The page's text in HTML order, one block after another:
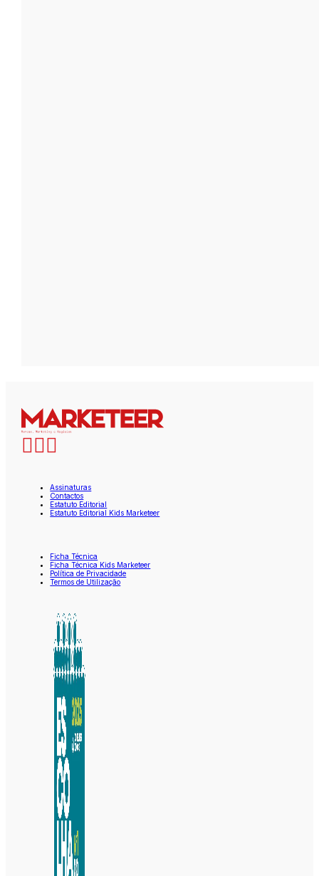
Assinaturas
Contactos
Estatuto Editorial
Estatuto Editorial Kids Marketeer
Ficha Técnica
Ficha Técnica Kids Marketeer
Política de Privacidade
Termos de Utilização